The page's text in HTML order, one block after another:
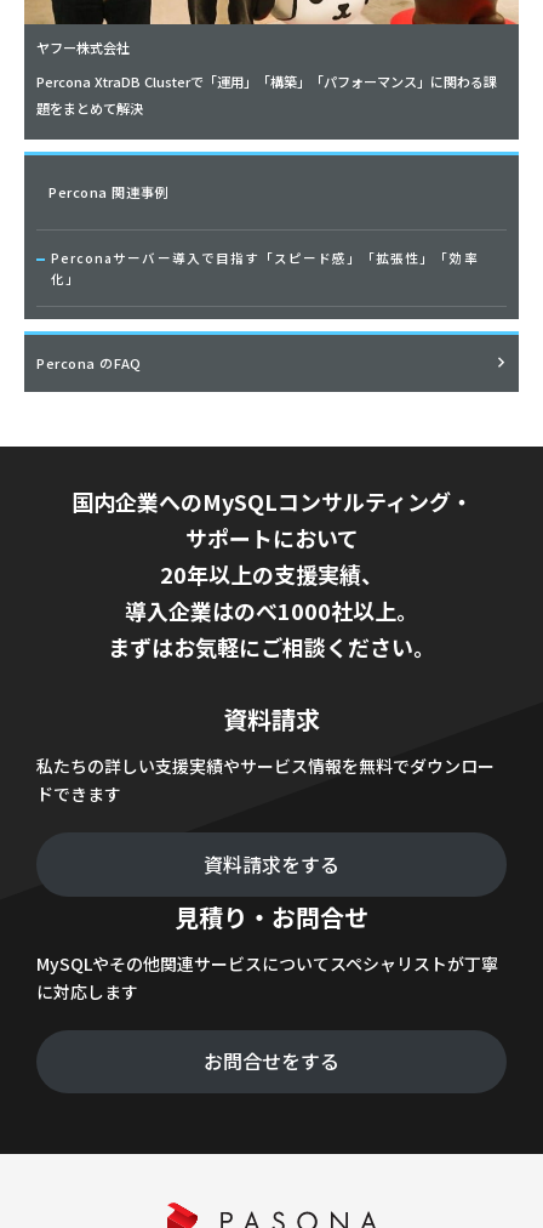
ヤフー株式会社
Percona XtraDB Clusterで「運用」「構築」「パフォーマンス」に関わる課
題をまとめて解決
Percona 関連事例
Perconaサーバー導入で目指す「スピード感」「拡張性」「効率
化」
Percona のFAQ
国内企業へのMySQLコンサルティング・
サポートにおいて
20年以上の支援実績、
導入企業はのべ1000社以上。
まずはお気軽にご相談ください。
資料請求
私たちの詳しい支援実績やサービス情報を無料でダウンロー
ドできます
資料請求をする
見積り・お問合せ
MySQLやその他関連サービスについてスペシャリストが丁寧
に対応します
お問合せをする